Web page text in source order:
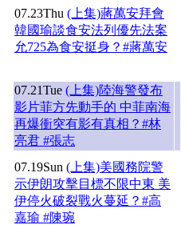
07.23Thu (上集)蔣萬安拜會
韓國瑜談食安法列優先法案
允725為食安挺身？#蔣萬安
07.21Tue (上集)陸海警發布
影片菲方先動手的 中菲南海
再爆衝突有影有真相？#林
亮君 #張志
07.19Sun (上集)美國務院警
示伊朗攻擊目標不限中東 美
伊停火破裂戰火蔓延？#高
嘉瑜 #陳琬